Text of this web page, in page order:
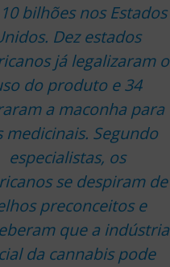
bilhões nos Estados
Dez estados
já legalizaram o
do produto e 34
a maconha para
medicinais. Segundo
especialistas, os
se despiram de
preconceitos e
que a indústria
da cannabis pode